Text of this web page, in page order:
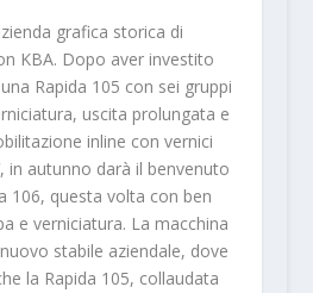
grafica storica di
KBA. Dopo aver investito
Rapida 105 con sei gruppi
uscita prolungata e
inline con vernici
in autunno darà il benvenuto
106, questa volta con ben
e verniciatura. La macchina
stabile aziendale, dove
la Rapida 105, collaudata